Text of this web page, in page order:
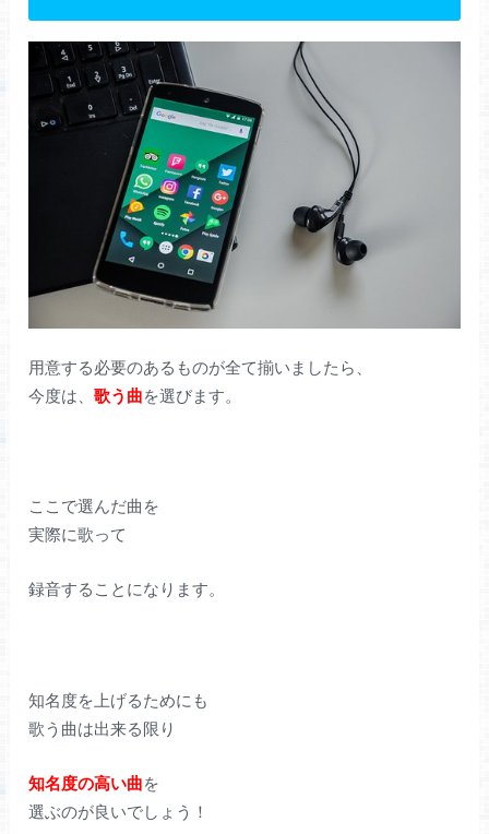
用意する必要のあるものが全て揃いましたら、
今度は、歌う曲を選びます。
ここで選んだ曲を
実際に歌って
録音することになります。
知名度を上げるためにも
歌う曲は出来る限り
知名度の高い曲を
選ぶのが良いでしょう！